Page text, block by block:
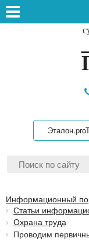
Информационный
Статьи
Охрана труда
Проводим